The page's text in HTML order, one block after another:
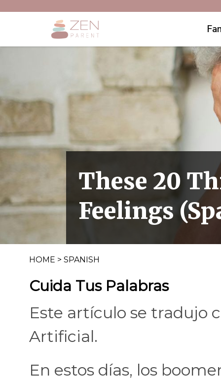
These 20
Feelings
HOME > SPANISH
Cuida Tus Palabras
Este artículo se tradujo
Artificial.
En estos días, los